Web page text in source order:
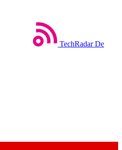
TechRadar De